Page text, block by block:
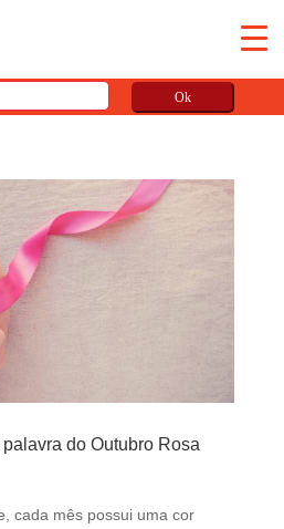
Ok
do Outubro Rosa
cada mês possui uma cor